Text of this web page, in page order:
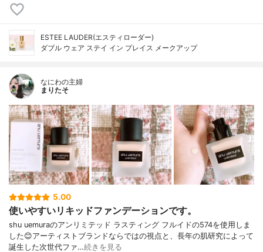
ESTEE LAUDER(エスティローダー)
ダブル ウェア ステイ イン プレイス メークアップ
なにわの主婦
まりたそ
5.00
使いやすいリキッドファンデーションです。
shu uemuraのアンリミテッド ラスティング フルイドの574を使用しま
した😊アーティストブランドならではの視点と、長年の肌研究によって
誕生した次世代ファ…続きを見る